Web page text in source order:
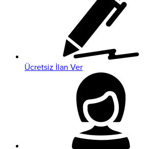
Ücretsiz İlan Ver